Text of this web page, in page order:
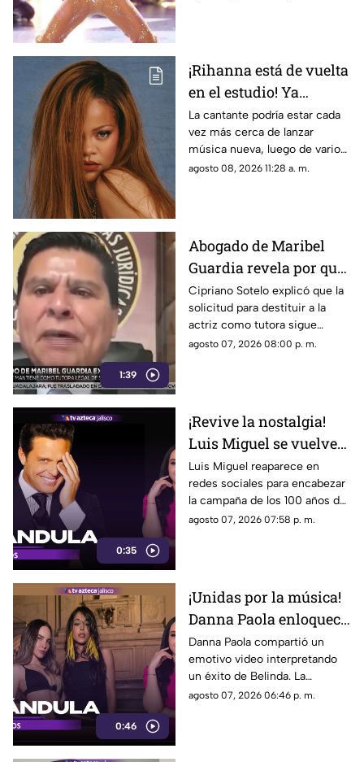
¡Rihanna está de vuelta
en el estudio! Ya
prepara su esperado
nuevo álbum
La cantante podría estar cada
vez más cerca de lanzar
música nueva, luego de varios
años alejada de los discos.
agosto 08, 2026 11:28 a. m.
1:39
Abogado de Maribel
Guardia revela por qué
mantiene la tutela de
su nieto José Julián
Cipriano Sotelo explicó que la
solicitud para destituir a la
actriz como tutora sigue
pendiente y detalló por qué el
agosto 07, 2026 08:00 p. m.
0:35
¡Revive la nostalgia!
Luis Miguel se vuelve
tendencia tras
protagonizar nuevo
comercial
Luis Miguel reaparece en
redes sociales para encabezar
la campaña de los 100 años de
Coca-Cola en México,
agosto 07, 2026 07:58 p. m.
0:46
¡Unidas por la música!
Danna Paola enloquece
las redes al cantar un
tema de Belinda
Danna Paola compartió un
emotivo video interpretando
un éxito de Belinda. La
publicación demostró la gran
agosto 07, 2026 06:46 p. m.